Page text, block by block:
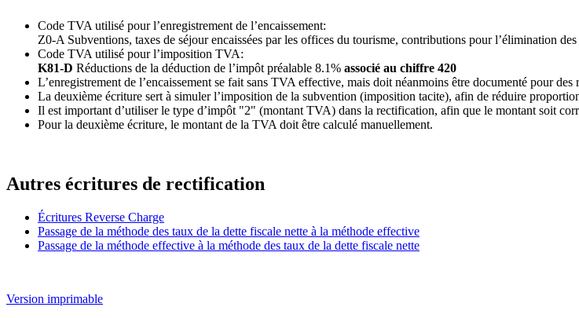
Code TVA utilisé pour l’enregistrement de l’encaissement:
Z0-A Subventions, taxes de séjour encaissées par les offices du tourisme, contributions pour l’élimination
Code TVA utilisé pour l’imposition TVA:
K81-D Réductions de la déduction de l’impôt préalable 8.1% associé au chiffre 420
L’enregistrement de l’encaissement se fait sans TVA effective, mais doit néanmoins être documenté pour des
La deuxième écriture sert à simuler l’imposition de la subvention (imposition tacite), afin de réduire
Il est important d’utiliser le type d’impôt "2" (montant TVA) dans la rectification, afin que le montant soit
Pour la deuxième écriture, le montant de la TVA doit être calculé manuellement.
Autres écritures de rectification
Écritures Reverse Charge
Passage de la méthode des taux de la dette fiscale nette à la méthode effective
Passage de la méthode effective à la méthode des taux de la dette fiscale nette
Version imprimable